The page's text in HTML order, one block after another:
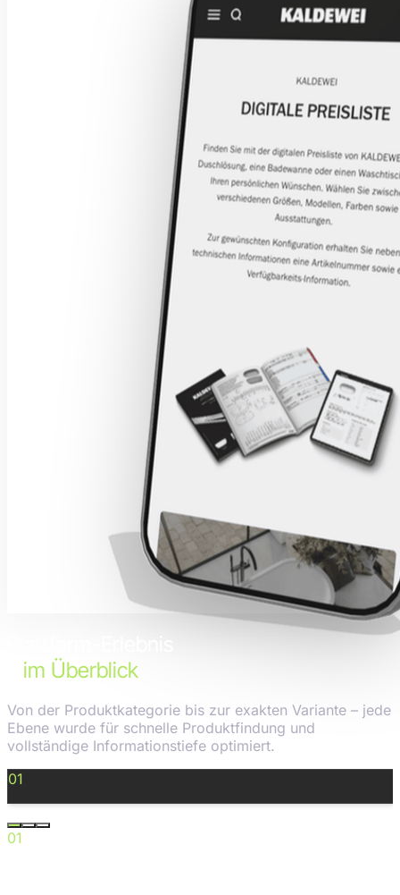
im Überblick
Von der Produktkategorie bis zur exakten Variante – jede
Ebene wurde für schnelle Produktfindung und
vollständige Informationstiefe optimiert.
01
9:41
01